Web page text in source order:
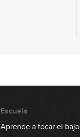
Escuela
Aprende a tocar el bajo